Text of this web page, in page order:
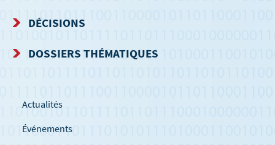
DÉCISIONS
DOSSIERS THÉMATIQUES
Actualités
Événements